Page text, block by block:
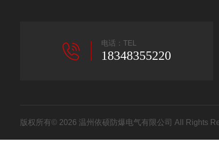
电话：TEL
18348355220
版权所有© 2026 温州依硕防爆电气有限公司 All Rights